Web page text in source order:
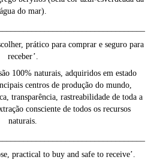
água do mar).
prático para comprar e seguro para
receber’.
100% naturais, adquiridos em estado
centros de produção do mundo,
transparência, rastreabilidade de toda a
consciente de todos os recursos
naturais.
practical to buy and safe to receive’.